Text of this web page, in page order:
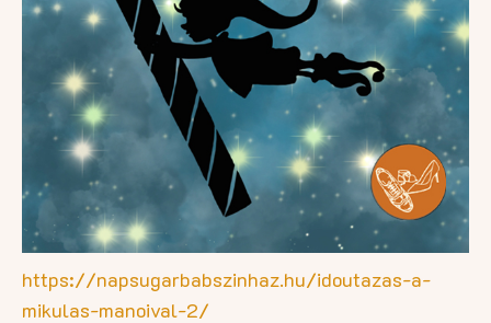
https://napsugarbabszinhaz.hu/idoutazas-a-
mikulas-manoival-2/